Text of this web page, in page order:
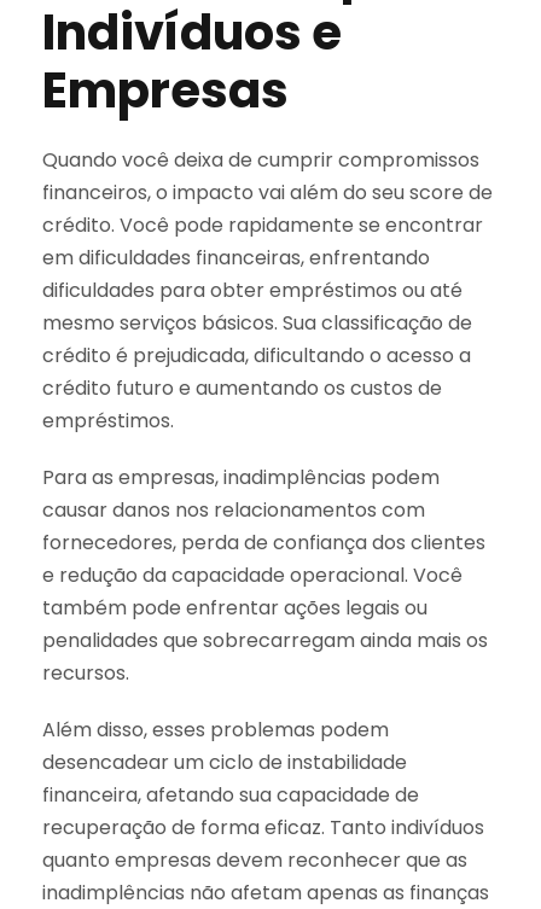
Indivíduos e
Empresas
Quando você deixa de cumprir compromissos
financeiros, o impacto vai além do seu score de
crédito. Você pode rapidamente se encontrar
em dificuldades financeiras, enfrentando
dificuldades para obter empréstimos ou até
mesmo serviços básicos. Sua classificação de
crédito é prejudicada, dificultando o acesso a
crédito futuro e aumentando os custos de
empréstimos.
Para as empresas, inadimplências podem
causar danos nos relacionamentos com
fornecedores, perda de confiança dos clientes
e redução da capacidade operacional. Você
também pode enfrentar ações legais ou
penalidades que sobrecarregam ainda mais os
recursos.
Além disso, esses problemas podem
desencadear um ciclo de instabilidade
financeira, afetando sua capacidade de
recuperação de forma eficaz. Tanto indivíduos
quanto empresas devem reconhecer que as
inadimplências não afetam apenas as finanças